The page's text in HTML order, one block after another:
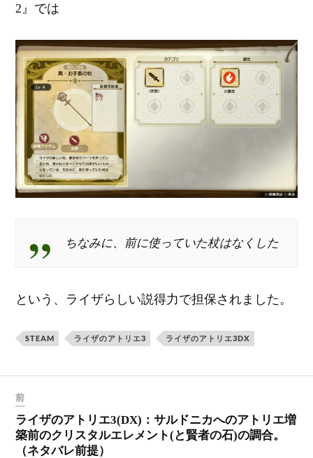
2』では
ちなみに、前に使っていた杖はなくした
という、ライザらしい説得力で担保されました。
STEAM ライザのアトリエ3 ライザのアトリエ3DX
前
ライザのアトリエ3(DX)：サルドニカへのアトリエ増
築前のクリスタルエレメント(と賢者の石)の調合。
（ネタバレ前提）